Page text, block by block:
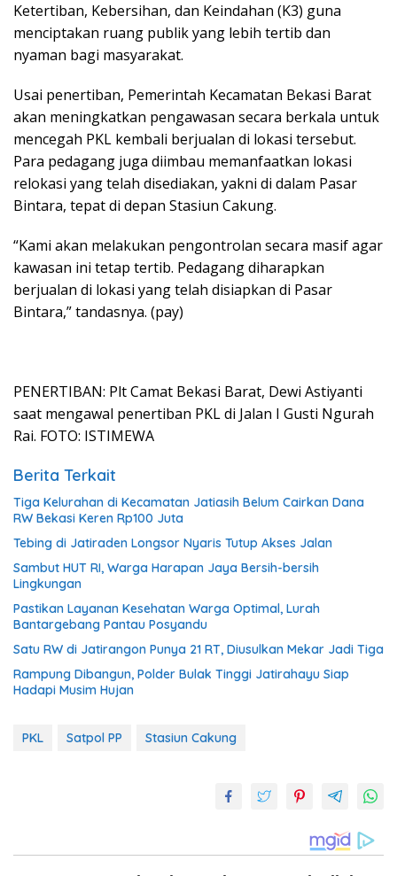
Ketertiban, Kebersihan, dan Keindahan (K3) guna
menciptakan ruang publik yang lebih tertib dan
nyaman bagi masyarakat.
Usai penertiban, Pemerintah Kecamatan Bekasi Barat
akan meningkatkan pengawasan secara berkala untuk
mencegah PKL kembali berjualan di lokasi tersebut.
Para pedagang juga diimbau memanfaatkan lokasi
relokasi yang telah disediakan, yakni di dalam Pasar
Bintara, tepat di depan Stasiun Cakung.
“Kami akan melakukan pengontrolan secara masif agar
kawasan ini tetap tertib. Pedagang diharapkan
berjualan di lokasi yang telah disiapkan di Pasar
Bintara,” tandasnya. (pay)
PENERTIBAN: Plt Camat Bekasi Barat, Dewi Astiyanti
saat mengawal penertiban PKL di Jalan I Gusti Ngurah
Rai. FOTO: ISTIMEWA
Berita Terkait
Tiga Kelurahan di Kecamatan Jatiasih Belum Cairkan Dana
RW Bekasi Keren Rp100 Juta
Tebing di Jatiraden Longsor Nyaris Tutup Akses Jalan
Sambut HUT RI, Warga Harapan Jaya Bersih-bersih
Lingkungan
Pastikan Layanan Kesehatan Warga Optimal, Lurah
Bantargebang Pantau Posyandu
Satu RW di Jatirangon Punya 21 RT, Diusulkan Mekar Jadi Tiga
Rampung Dibangun, Polder Bulak Tinggi Jatirahayu Siap
Hadapi Musim Hujan
PKL Satpol PP Stasiun Cakung